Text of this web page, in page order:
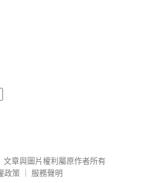
文章與圖片權利屬原作者所有
政策
服務聲明